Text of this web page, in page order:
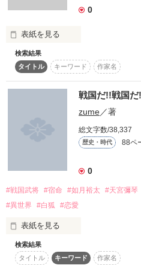
見守っていてくださいね…』
そして、精一杯の微笑みを向ける
作品を
ノロノロ更新でやっていきます（
では
物語のぺージ開いて
どうぞお楽しみを・・・
※話の内容ができていないので
これは仮表紙です
0
表紙を見る
この世の中では犯罪者の動きを
秘密結社“バトル・メンバー”が存
これはそんな彼等の戦いを描い
※この小説はフィクションです
は一切関係ありません。
検索結果
タイトル
キーワード 作家名
戦国だ!!戦国だ
zume／著
総文字数/38,337
歴史・時代 88ペ
0
#戦国武将 #宿命 #如月裕太 #天宮彌琴
#異世界
#白狐 #恋愛
表紙を見る
この物語は戦国時代をモチーフ
ちゃありますけど、お楽しみくだ
検索結果
タイトル
キーワード 作家名